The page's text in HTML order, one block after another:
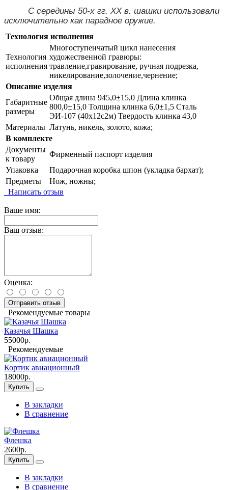
С середины 50-х гг. XX в. шашки использовали
исключительно как парадное оружие.
Технология исполнения
Технология
исполнения
Многоступенчатый цикл нанесения
художественной гравюры:
травление,гравирование, ручная подрезка,
никелирование,золочение,чернение;
Описание изделия
Габаритные
размеры
Общая длина 945,0±15,0 Длина клинка
800,0±15,0 Толщина клинка 6,0±1,5 Сталь
ЭИ-107 (40х12с2м) Твердость клинка 43,0
Материалы Латунь, никель, золото, кожа;
В комплекте
Документы
к товару
Фирменный паспорт изделия
Упаковка
Подарочная коробка шпон (укладка бархат);
Предметы
Нож, ножны;
Написать отзыв
Ваше имя:
Ваш отзыв:
Оценка:
Отправить отзыв
Рекомендуемые товары
Казачья Шашка
55000р.
Рекомендуемые
Кортик авиационный
18000р.
Купить
В закладки
В сравнение
Флешка
2600р.
Купить
В закладки
В сравнение